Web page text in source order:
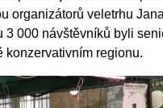
organizátorů veletrhu
000 návštěvníků byli
konzervativním regionu.